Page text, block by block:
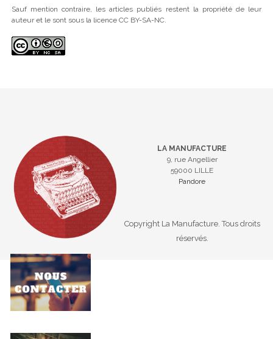
Sauf mention contraire, les articles publiés restent la propriété de leur
auteur et le sont sous la licence CC BY-SA-NC.
LA MANUFACTURE
9, rue Angellier
59000 LILLE
Pandore
Copyright La Manufacture. Tous droits
réservés.